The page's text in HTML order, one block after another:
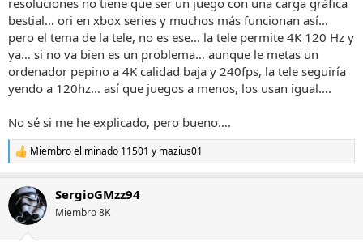
resoluciones no tiene que ser un juego con una carga gráfica
bestial… ori en xbox series y muchos más funcionan así…
pero el tema de la tele, no es ese… la tele permite 4K 120 Hz y
ya… si no va bien es un problema… aunque le metas un
ordenador pepino a 4K calidad baja y 240fps, la tele seguiría
yendo a 120hz… así que juegos a menos, los usan igual….
No sé si me he explicado, pero bueno….
R
e
c
c
i
Miembro eliminado 11501 y mazius01
SergioGMzz94
Miembro 8K